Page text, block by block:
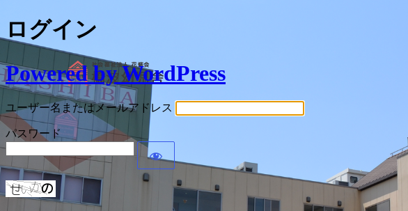
ログイン
Powered by WordPress
ユーザー名またはメールアドレス
パスワード